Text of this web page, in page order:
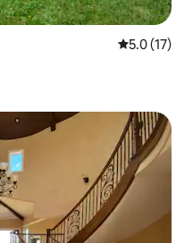
レビュー17
5.0 (17)